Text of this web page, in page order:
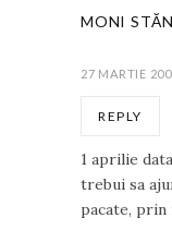
MONI
27 MARTIE
REPLY
1 aprilie
trebui sa
pacate, prin